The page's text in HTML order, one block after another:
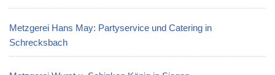
Metzgerei Hans May: Partyservice und Catering in
Schrecksbach